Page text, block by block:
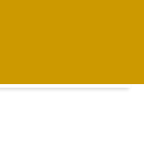
Bình